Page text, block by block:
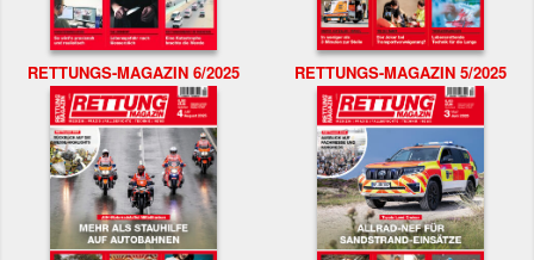
RETTUNGS-MAGAZIN 6/2025 RETTUNGS-MAGAZIN 5/2025